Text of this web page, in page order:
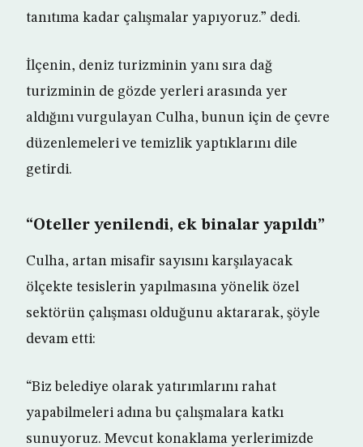
tanıtıma kadar çalışmalar yapıyoruz.” dedi.
İlçenin, deniz turizminin yanı sıra dağ
turizminin de gözde yerleri arasında yer
aldığını vurgulayan Culha, bunun için de çevre
düzenlemeleri ve temizlik yaptıklarını dile
getirdi.
“Oteller yenilendi, ek binalar yapıldı”
Culha, artan misafir sayısını karşılayacak
ölçekte tesislerin yapılmasına yönelik özel
sektörün çalışması olduğunu aktararak, şöyle
devam etti:
“Biz belediye olarak yatırımlarını rahat
yapabilmeleri adına bu çalışmalara katkı
sunuyoruz. Mevcut konaklama yerlerimizde